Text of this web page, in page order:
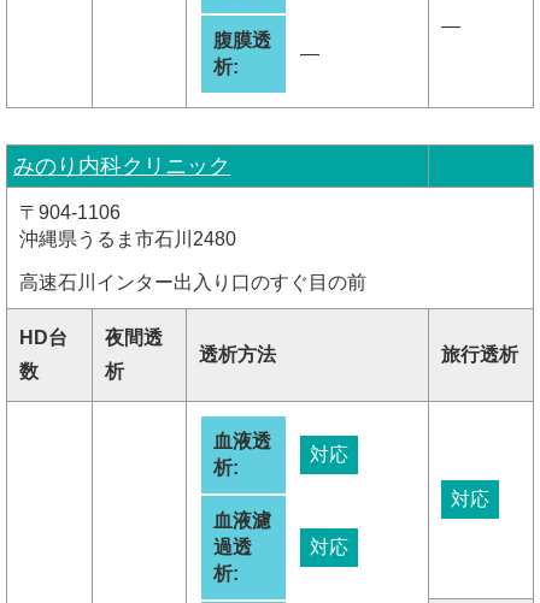
腹膜透
析:
―
―
みのり内科クリニック
〒904-1106
沖縄県うるま市石川2480
高速石川インター出入り口のすぐ目の前
HD台
数
夜間透
析
透析方法 旅行透析
血液透
析:
対応
血液濾
過透
析:
対応
対応